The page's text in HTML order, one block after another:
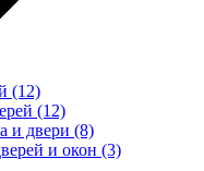
(12)
(12)
и двери (8)
и окон (3)